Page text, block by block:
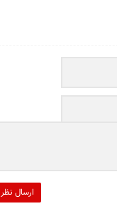
ارسال نظر